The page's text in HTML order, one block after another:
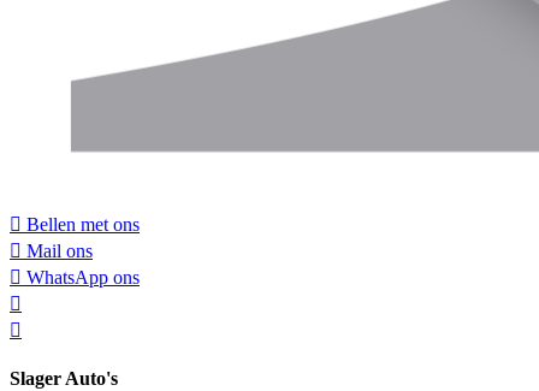
Bellen met ons
Mail ons
WhatsApp ons
Slager Auto's